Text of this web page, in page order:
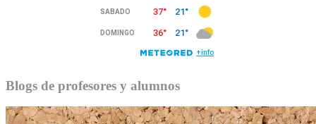
Blogs de profesores y alumnos